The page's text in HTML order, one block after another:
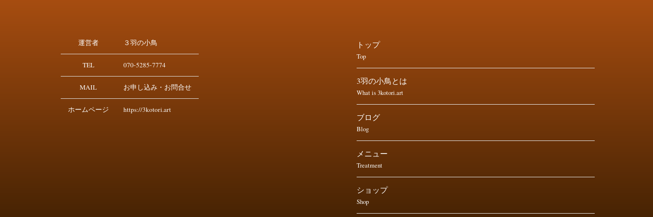
運営者 ３羽の小鳥
TEL 070-5285-7774
MAIL お申し込み・お問合せ
ホームページ https://3kotori.art
トップ
Top
3羽の小鳥とは
What is 3kotori.art
ブログ
Blog
メニュー
Treatment
ショップ
Shop